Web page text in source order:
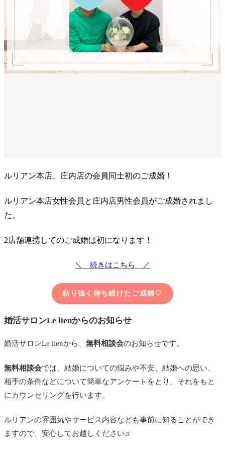
ルリアン本店、庄内店の会員同士初のご成婚！
ルリアン本店女性会員と庄内店男性会員がご成婚されまし
た。
2店舗連携してのご成婚は初になります！
＼ 続きはこちら ／
粘り強く待ち続けたご成婚♡
婚活サロンLe lienからのお知らせ
婚活サロンLe lienから、 無料相談会のお知らせです。
無料相談会では、結婚についての悩みや不安、結婚への思い、
相手の条件などについて簡単なアンケートをとり、それをもと
にカウンセリングを行います。
ルリアンの雰囲気やサービス内容なども事前に知ることができ
ますので、安心してお越しください♬